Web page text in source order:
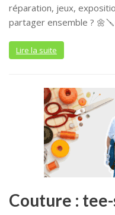
réparation, jeux,
partager ensemble ?
Lire la suite
Couture :